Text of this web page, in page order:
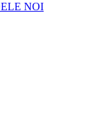
NOI